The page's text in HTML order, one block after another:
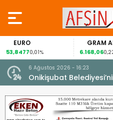
EURO
53,84770,01%
GRAM
6.168,06
6 Ağustos 2026 - 16:23
Onikişubat
dönemin ön kayıtları